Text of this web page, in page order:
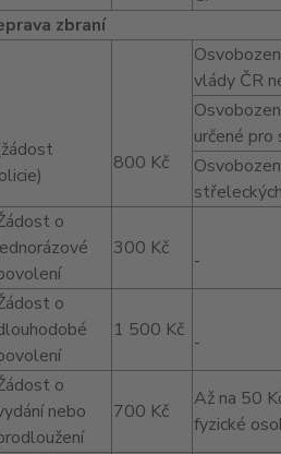
zbraní
800 Kč
vlády ČR
určené pro
o
300 Kč
-
o
1 500 Kč
-
o
nebo
700 Kč
Až na 50
fyzické